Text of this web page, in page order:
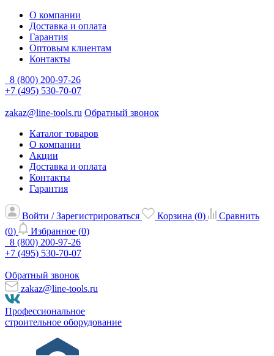
О компании
Доставка и оплата
Гарантия
Оптовым клиентам
Контакты
8 (800) 200-97-26
+7 (495) 530-70-07
zakaz@line-tools.ru Обратный звонок
Каталог товаров
О компании
Акции
Доставка и оплата
Контакты
Гарантия
Войти / Зарегистрироваться Корзина (0)
Сравнить
(0) Избранное (0)
8 (800) 200-97-26
+7 (495) 530-70-07
Обратный звонок
zakaz@line-tools.ru
Профессиональное
строительное оборудование